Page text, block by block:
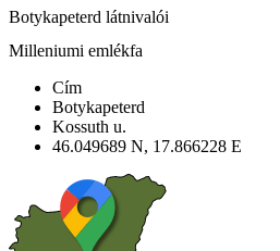
Botykapeterd látnivalói
Milleniumi emlékfa
Cím
Botykapeterd
Kossuth u.
46.049689 N, 17.866228 E